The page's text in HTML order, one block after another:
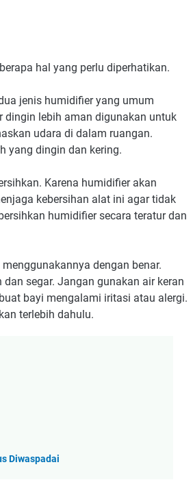
hal yang perlu diperhatikan.
jenis humidifier yang umum
lebih aman digunakan untuk
udara di dalam ruangan.
yang dingin dan kering.
Karena humidifier akan
kebersihan alat ini agar tidak
humidifier secara teratur dan
dengan benar.
segar. Jangan gunakan air keran
bayi mengalami iritasi atau alergi.
terlebih dahulu.
Diwaspadai